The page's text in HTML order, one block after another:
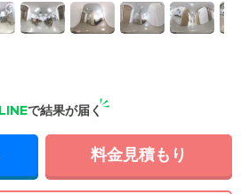
LINEで結果が届く
料金見積もり